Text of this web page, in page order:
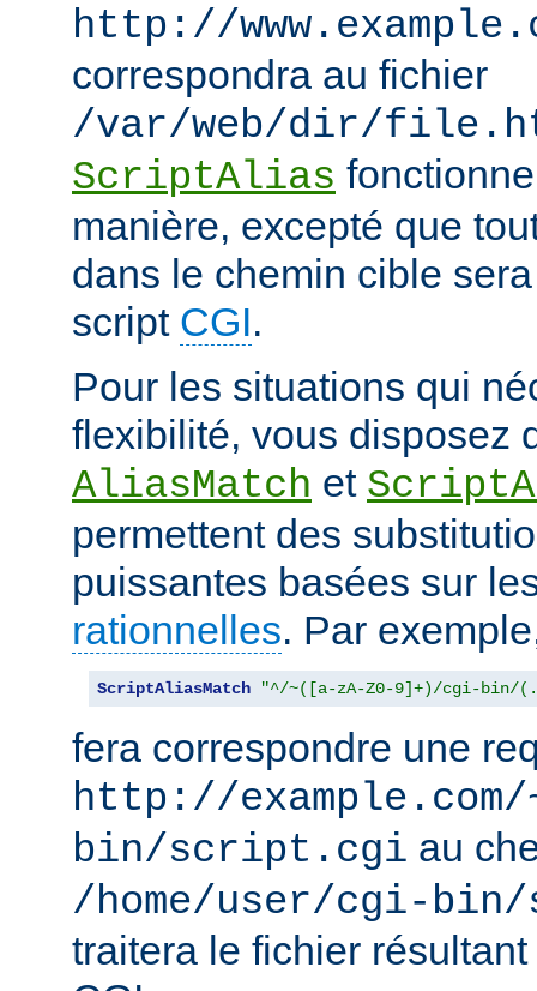
http://
correspondra au fichier
/var/web/dir/
ScriptAlias
manière, excepté que
dans le chemin cible
script CGI.
Pour les situations qui
flexibilité, vous disposez
AliasMatch et
permettent des
puissantes basées sur
rationnelles. Par
ScriptAliasMatch "^/~([a-zA-Z0-9]+)/cgi-bin/
fera correspondre une
http://
bin/script.cgi au
/home/user/cgi-
traitera le fichier